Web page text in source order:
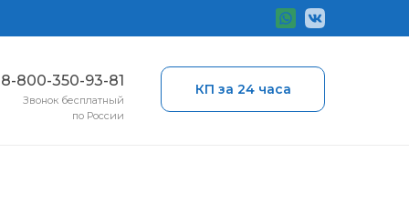
КП за 24 часа
8-800-350-93-81
Звонок бесплатный
по России